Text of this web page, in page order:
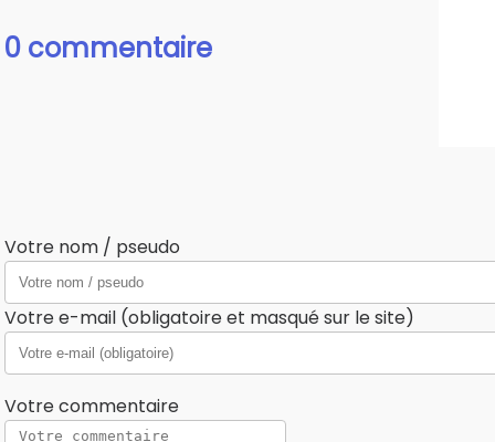
0 commentaire
Votre nom / pseudo
Votre e-mail (obligatoire et masqué sur le site)
Votre commentaire